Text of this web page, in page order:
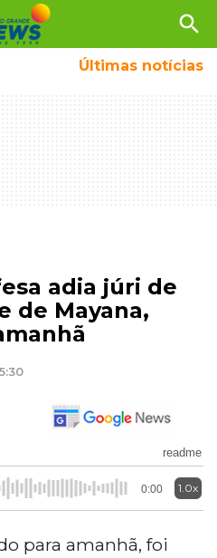
search
Últimas notícias
adia júri de
de Mayana,
readme
0:00 1.0x
para amanhã, foi